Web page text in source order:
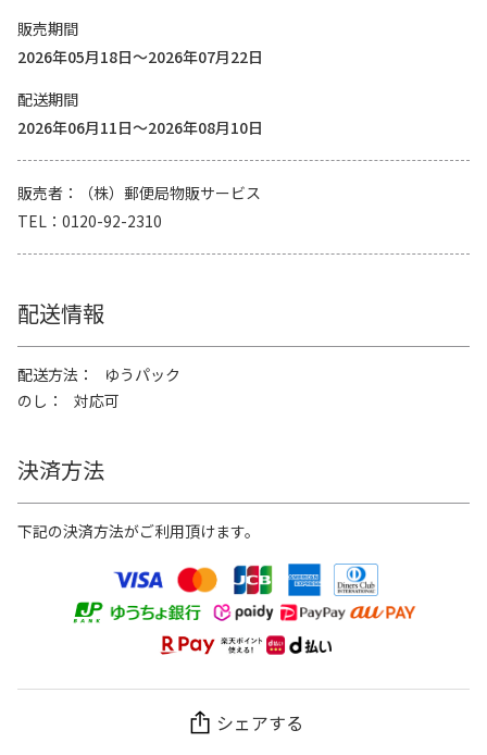
販売期間
2026年05月18日～2026年07月22日
配送期間
2026年06月11日～2026年08月10日
販売者
（株）郵便局物販サービス
TEL
0120-92-2310
配送情報
配送方法
ゆうパック
のし
対応可
決済方法
下記の決済方法がご利用頂けます。
シェアする